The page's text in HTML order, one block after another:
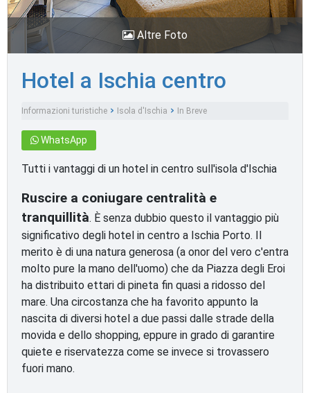
Altre Foto
Hotel a Ischia centro
Informazioni turistiche Isola d'Ischia In Breve
WhatsApp
Tutti i vantaggi di un hotel in centro sull'isola d'Ischia
Ruscire a coniugare centralità e
tranquillità. È senza dubbio questo il vantaggio più
significativo degli hotel in centro a Ischia Porto. Il
merito è di una natura generosa (a onor del vero c'entra
molto pure la mano dell'uomo) che da Piazza degli Eroi
ha distribuito ettari di pineta fin quasi a ridosso del
mare. Una circostanza che ha favorito appunto la
nascita di diversi hotel a due passi dalle strade della
movida e dello shopping, eppure in grado di garantire
quiete e riservatezza come se invece si trovassero
fuori mano.